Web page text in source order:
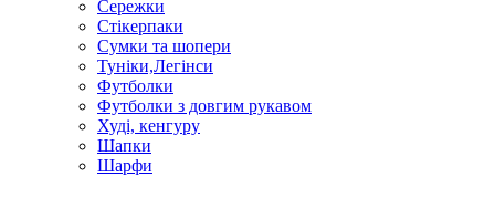
Сережки
Стікерпаки
Сумки та шопери
Туніки,Легінси
Футболки
Футболки з довгим рукавом
Худі, кенгуру
Шапки
Шарфи